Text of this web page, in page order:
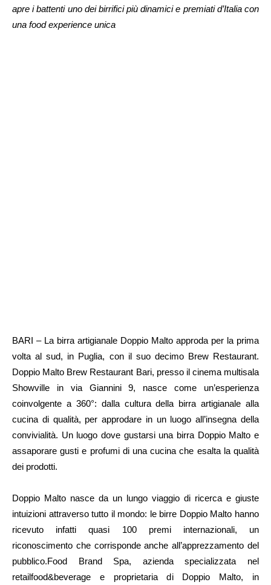
apre i battenti uno dei birrifici più dinamici e premiati d’Italia con
una food experience unica
BARI – La birra artigianale Doppio Malto approda per la prima
volta al sud, in Puglia, con il suo decimo Brew Restaurant.
Doppio Malto Brew Restaurant Bari, presso il cinema multisala
Showville in via Giannini 9, nasce come un’esperienza
coinvolgente a 360°: dalla cultura della birra artigianale alla
cucina di qualità, per approdare in un luogo all’insegna della
convivialità. Un luogo dove gustarsi una birra Doppio Malto e
assaporare gusti e profumi di una cucina che esalta la qualità
dei prodotti.
Doppio Malto nasce da un lungo viaggio di ricerca e giuste
intuizioni attraverso tutto il mondo: le birre Doppio Malto hanno
ricevuto infatti quasi 100 premi internazionali, un
riconoscimento che corrisponde anche all’apprezzamento del
pubblico.Food Brand Spa, azienda specializzata nel
retailfood&beverage e proprietaria di Doppio Malto, in